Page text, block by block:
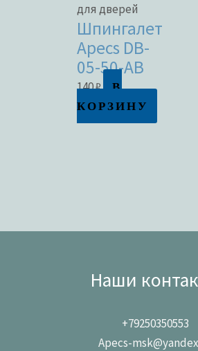
для дверей
Шпингалет
Apecs DB-
05-50-AB
140₽
В
КОРЗИНУ
Наши
+79250350553
Apecs-